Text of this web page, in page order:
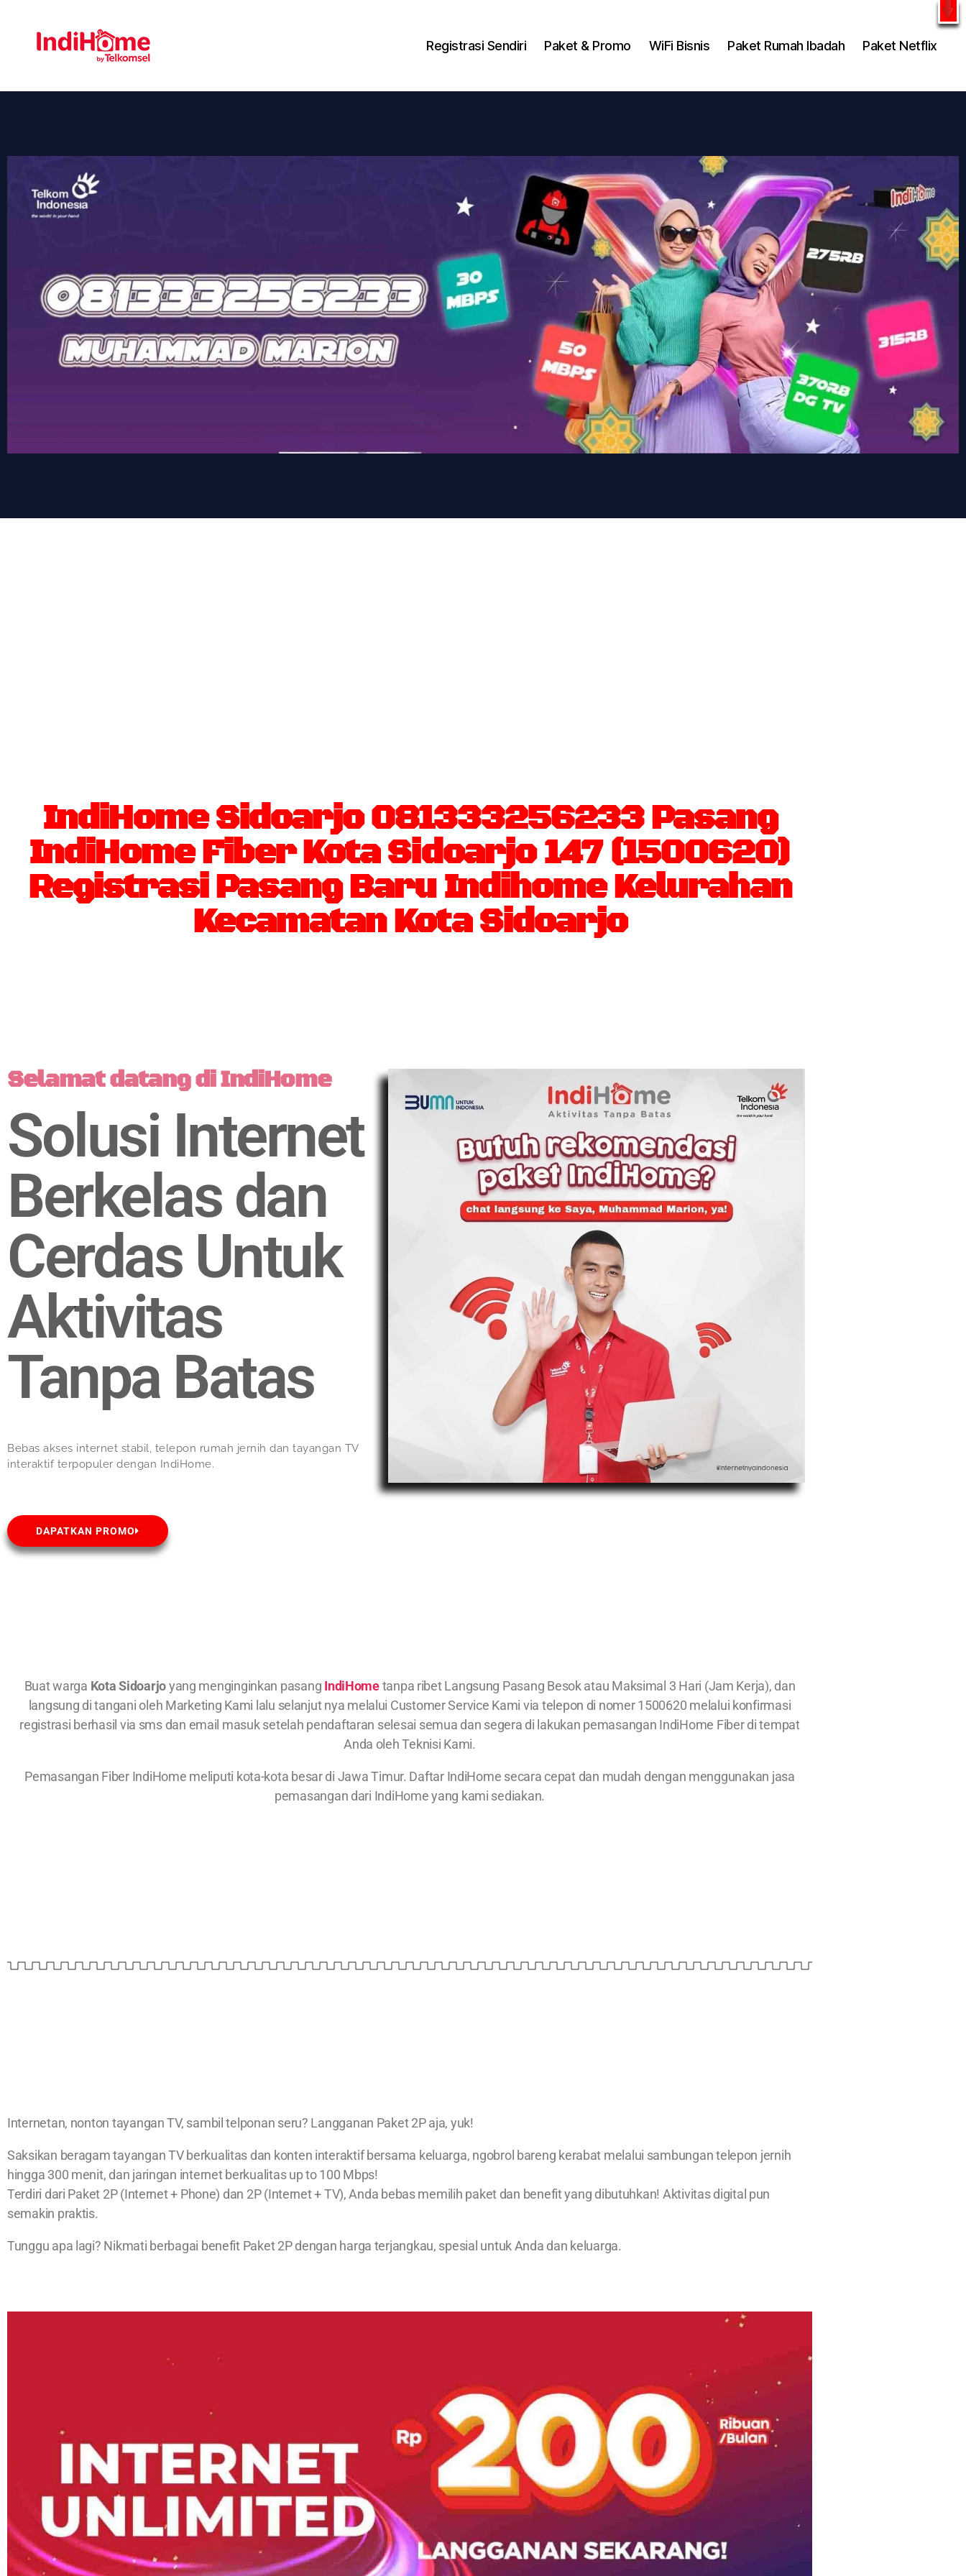
Registrasi Sendiri Paket & Promo WiFi Bisnis Paket Rumah Ibadah Paket Netflix
IndiHome Sidoarjo 081333256233 Pasang
IndiHome Fiber Kota Sidoarjo 147 (1500620)
Registrasi Pasang Baru Indihome Kelurahan
Kecamatan Kota Sidoarjo
Selamat datang di IndiHome
Solusi Internet
Berkelas dan
Cerdas Untuk
Aktivitas
Tanpa Batas
Bebas akses internet stabil, telepon rumah jernih dan tayangan TV
interaktif terpopuler dengan IndiHome.
DAPATKAN PROMO
Buat warga Kota Sidoarjoyang menginginkan pasang IndiHometanpa ribet Langsung Pasang Besok atau Maksimal 3 Hari (Jam Kerja), dan
langsung di tangani oleh Marketing Kami lalu selanjut nya melalui Customer Service Kami via telepon di nomer 1500620 melalui konfirmasi
registrasi berhasil via sms dan email masuk setelah pendaftaran selesai semua dan segera di lakukan pemasangan IndiHome Fiber di tempat
Anda oleh Teknisi Kami.
Pemasangan Fiber IndiHome meliputi kota-kota besar di Jawa Timur. Daftar IndiHome secara cepat dan mudah dengan menggunakan jasa
pemasangan dari IndiHome yang kami sediakan.
Internetan, nonton tayangan TV, sambil telponan seru? Langganan Paket 2P aja, yuk!
Saksikan beragam tayangan TV berkualitas dan konten interaktif bersama keluarga, ngobrol bareng kerabat melalui sambungan telepon jernih
hingga 300 menit, dan jaringan internet berkualitas up to 100 Mbps!
Terdiri dari Paket 2P (Internet + Phone) dan 2P (Internet + TV), Anda bebas memilih paket dan benefit yang dibutuhkan! Aktivitas digital pun
semakin praktis.
Tunggu apa lagi? Nikmati berbagai benefit Paket 2P dengan harga terjangkau, spesial untuk Anda dan keluarga.